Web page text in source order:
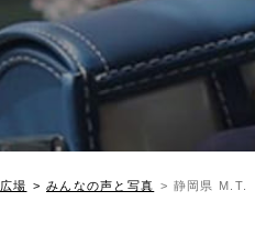
場 みんなの声と写真 静岡県 M.T.